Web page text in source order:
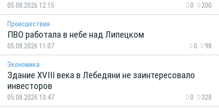
05.08.2026 12:15 0 200
Происшествия
ПВО работала в небе над Липецком
05.08.2026 11:07 0 98
Экономика
Здание XVIII века в Лебедяни не заинтересовало
инвесторов
05.08.2026 10:47 0 328